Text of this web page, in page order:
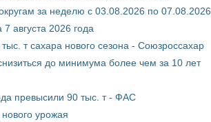
за неделю с 03.08.2026 по 07.08.2026
августа 2026 года
т сахара нового сезона - Союзроссахар
до минимума более чем за 10 лет
превысили 90 тыс. т - ФАС
урожая